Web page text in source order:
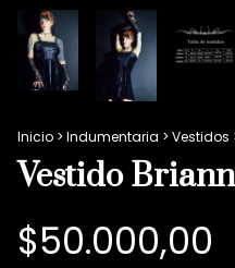
Inicio > Indumentaria > Vestidos
Vestido
$50.000,00